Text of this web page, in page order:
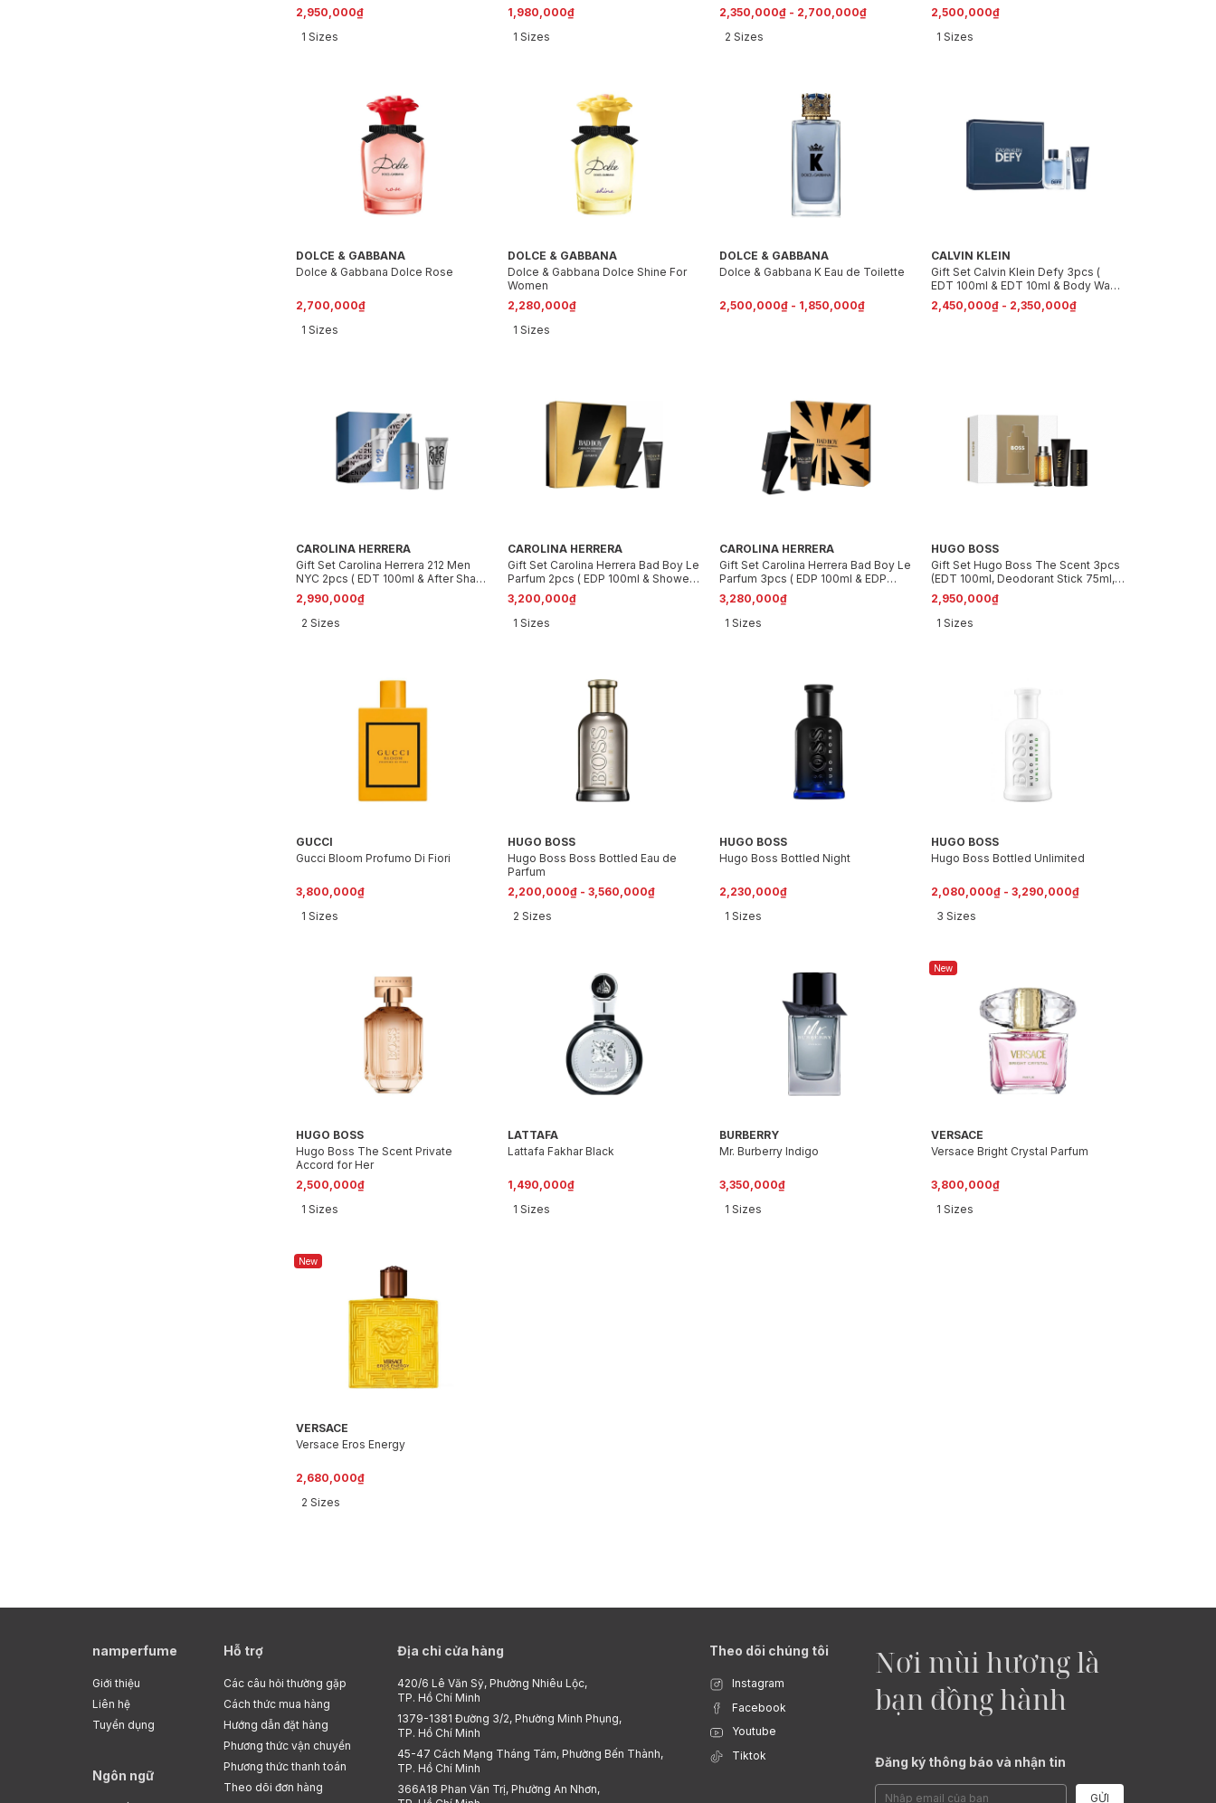
2,950,000₫
1 Sizes
1,980,000₫
1 Sizes
2,350,000₫ - 2,700,000₫
2 Sizes
2,500,000₫
1 Sizes
DOLCE & GABBANA
Dolce & Gabbana Dolce Rose
2,700,000₫
1 Sizes
DOLCE & GABBANA
Dolce & Gabbana Dolce Shine For
Women
2,280,000₫
1 Sizes
DOLCE & GABBANA
Dolce & Gabbana K Eau de Toilette
2,500,000₫ - 1,850,000₫
CALVIN KLEIN
Gift Set Calvin Klein Defy 3pcs (
EDT 100ml & EDT 10ml & Body Wash
100ml )
2,450,000₫ - 2,350,000₫
CAROLINA HERRERA
Gift Set Carolina Herrera 212 Men
NYC 2pcs ( EDT 100ml & After Shave
Balm 100ml )
2,990,000₫
2 Sizes
CAROLINA HERRERA
Gift Set Carolina Herrera Bad Boy Le
Parfum 2pcs ( EDP 100ml & Shower
gel 100ml )
3,200,000₫
1 Sizes
CAROLINA HERRERA
Gift Set Carolina Herrera Bad Boy Le
Parfum 3pcs ( EDP 100ml & EDP
10ml & Shower gel 100ml )
3,280,000₫
1 Sizes
HUGO BOSS
Gift Set Hugo Boss The Scent 3pcs
(EDT 100ml, Deodorant Stick 75ml,
Shower Gel 100ml )
2,950,000₫
1 Sizes
GUCCI
Gucci Bloom Profumo Di Fiori
3,800,000₫
1 Sizes
HUGO BOSS
Hugo Boss Boss Bottled Eau de
Parfum
2,200,000₫ - 3,560,000₫
2 Sizes
HUGO BOSS
Hugo Boss Bottled Night
2,230,000₫
1 Sizes
HUGO BOSS
Hugo Boss Bottled Unlimited
2,080,000₫ - 3,290,000₫
3 Sizes
HUGO BOSS
Hugo Boss The Scent Private
Accord for Her
2,500,000₫
1 Sizes
LATTAFA
Lattafa Fakhar Black
1,490,000₫
1 Sizes
BURBERRY
Mr. Burberry Indigo
3,350,000₫
1 Sizes
New
VERSACE
Versace Bright Crystal Parfum
3,800,000₫
1 Sizes
New
VERSACE
Versace Eros Energy
2,680,000₫
2 Sizes
namperfume
Giới thiệu
Liên hệ
Tuyển dụng
Ngôn ngữ
Hỗ trợ
Các câu hỏi thường gặp
Cách thức mua hàng
Hướng dẫn đặt hàng
Phương thức vận chuyển
Phương thức thanh toán
Theo dõi đơn hàng
Địa chỉ cửa hàng
420/6 Lê Văn Sỹ, Phường Nhiêu Lộc,
TP. Hồ Chí Minh
1379-1381 Đường 3/2, Phường Minh Phụng,
TP. Hồ Chí Minh
45-47 Cách Mạng Tháng Tám, Phường Bến Thành,
TP. Hồ Chí Minh
366A18 Phan Văn Trị, Phường An Nhơn,
Theo dõi chúng tôi
Instagram
Facebook
Youtube
Tiktok
Nơi mùi hương là
bạn đồng hành
Đăng ký thông báo và nhận tin
GỬI